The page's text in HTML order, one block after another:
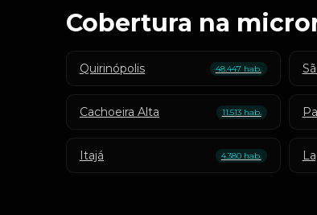
Cobertura na
Quirinópolis 48.447 hab.
Cachoeira Alta 11.513 hab.
Itajá 4.380 hab.